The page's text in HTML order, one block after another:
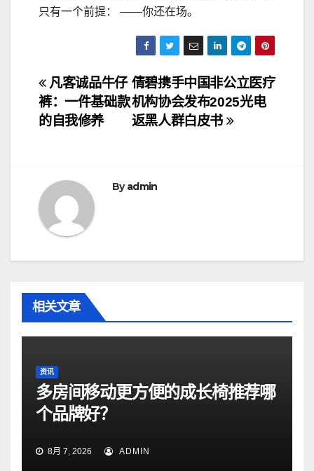
只有一个前提： ——你还在场。
文
章
航
倩碧携手中国非公立医疗
机构协会发布2025光电
返黑人群白皮书
凡客诚品牛仔
裤：一件基础款
的自我修养
Byadmin
相关文章
资讯
多房间移动更方便的成长椅推荐哪
个品牌好？
8月 7, 2026 ADMIN